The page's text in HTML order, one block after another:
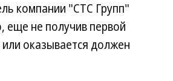
компании "СТС Групп"
еще не получив первой
оказывается должен